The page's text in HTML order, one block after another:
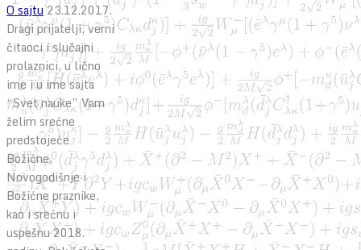
O sajtu 23.12.2017.
Dragi prijatelji, verni
čitaoci i slučajni
prolaznici, u lično
ime i u ime sajta
“Svet nauke” Vam
želim srećne
predstojeće
Božićne,
Novogodišnje i
Božićne praznike,
kao i srećnu i
uspešnu 2018.